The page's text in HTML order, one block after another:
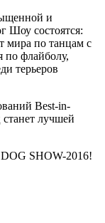
и
Шоу состоятся:
мира по танцам с
по флайболу,
терьеров
Best-in-
лучшей
SHOW-2016!